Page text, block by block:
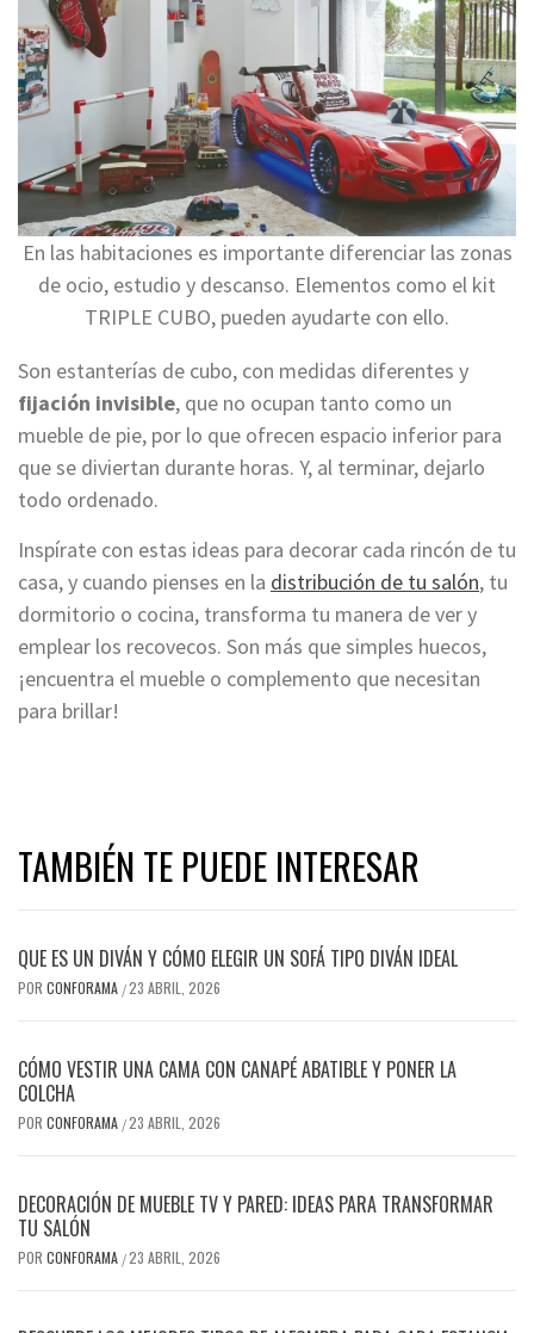
En las habitaciones es importante diferenciar las zonas
de ocio, estudio y descanso. Elementos como el kit
TRIPLE CUBO, pueden ayudarte con ello.
Son estanterías de cubo, con medidas diferentes y
fijación invisible, que no ocupan tanto como un
mueble de pie, por lo que ofrecen espacio inferior para
que se diviertan durante horas. Y, al terminar, dejarlo
todo ordenado.
Inspírate con estas ideas para decorar cada rincón de tu
casa, y cuando pienses en la distribución de tu salón, tu
dormitorio o cocina, transforma tu manera de ver y
emplear los recovecos. Son más que simples huecos,
¡encuentra el mueble o complemento que necesitan
para brillar!
TAMBIÉN TE PUEDE INTERESAR
QUE ES UN DIVÁN Y CÓMO ELEGIR UN SOFÁ TIPO DIVÁN IDEAL
POR CONFORAMA /23 ABRIL, 2026
CÓMO VESTIR UNA CAMA CON CANAPÉ ABATIBLE Y PONER LA
COLCHA
POR CONFORAMA /23 ABRIL, 2026
DECORACIÓN DE MUEBLE TV Y PARED: IDEAS PARA TRANSFORMAR
TU SALÓN
POR CONFORAMA /23 ABRIL, 2026